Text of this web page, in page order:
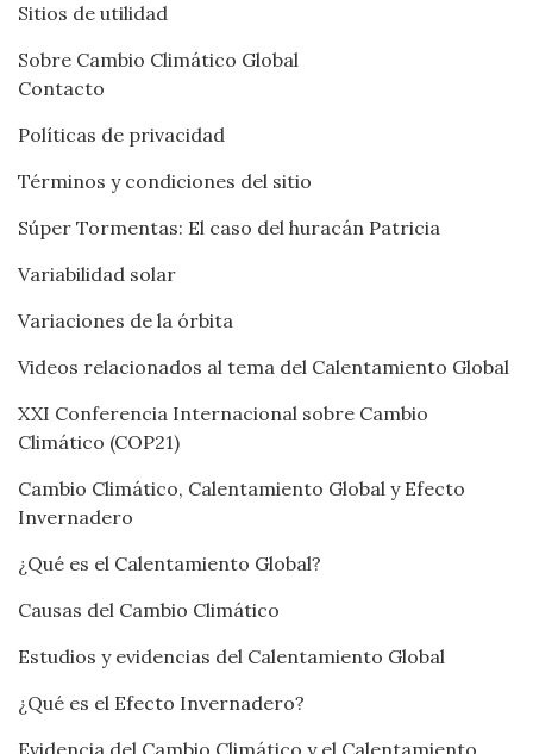
Sitios de utilidad
Sobre Cambio Climático Global
Contacto
Políticas de privacidad
Términos y condiciones del sitio
Súper Tormentas: El caso del huracán Patricia
Variabilidad solar
Variaciones de la órbita
Videos relacionados al tema del Calentamiento Global
XXI Conferencia Internacional sobre Cambio
Climático (COP21)
Cambio Climático, Calentamiento Global y Efecto
Invernadero
¿Qué es el Calentamiento Global?
Causas del Cambio Climático
Estudios y evidencias del Calentamiento Global
¿Qué es el Efecto Invernadero?